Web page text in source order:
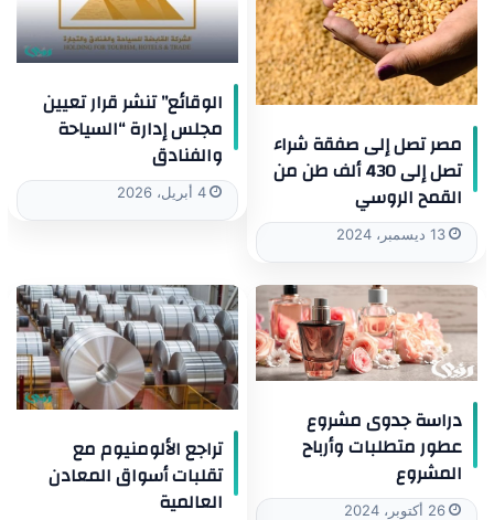
مصر تصل إلى صفقة شراء
تصل إلى 430 ألف طن من
القمح الروسي
13 ديسمبر، 2024
الوقائع” تنشر قرار تعيين
مجلس إدارة “السياحة
والفنادق
4 أبريل، 2026
دراسة جدوى مشروع
عطور متطلبات وأرباح
المشروع
26 أكتوبر، 2024
تراجع الألومنيوم مع
تقلبات أسواق المعادن
العالمية